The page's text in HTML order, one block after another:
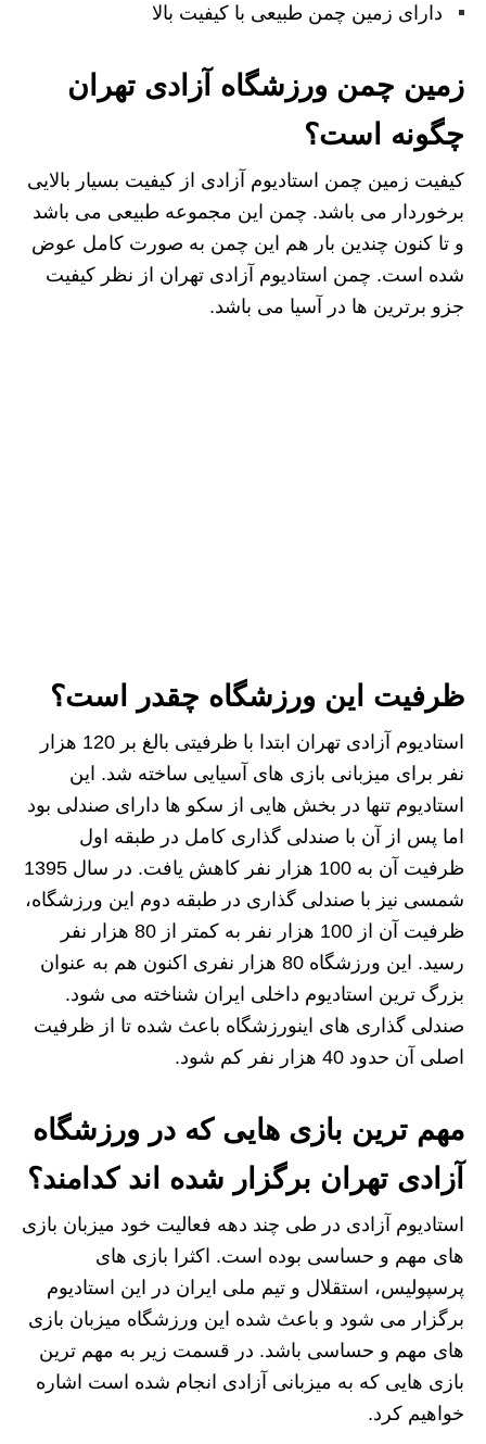
دارای زمین چمن طبیعی با کیفیت بالا
زمین چمن ورزشگاه آزادی تهران
چگونه است؟
کیفیت زمین چمن استادیوم آزادی از کیفیت بسیار بالایی
برخوردار می باشد. چمن این مجموعه طبیعی می باشد
و تا کنون چندین بار هم این چمن به صورت کامل عوض
شده است. چمن استادیوم آزادی تهران از نظر کیفیت
جزو برترین ها در آسیا می باشد.
ظرفیت این ورزشگاه چقدر است؟
استادیوم آزادی تهران ابتدا با ظرفیتی بالغ بر 120 هزار
نفر برای میزبانی بازی های آسیایی ساخته شد. این
استادیوم تنها در بخش هایی از سکو ها دارای صندلی بود
اما پس از آن با صندلی گذاری کامل در طبقه اول
ظرفیت آن به 100 هزار نفر کاهش یافت. در سال 1395
شمسی نیز با صندلی گذاری در طبقه دوم این ورزشگاه،
ظرفیت آن از 100 هزار نفر به کمتر از 80 هزار نفر
رسید. این ورزشگاه 80 هزار نفری اکنون هم به عنوان
بزرگ ترین استادیوم داخلی ایران شناخته می شود.
صندلی گذاری های اینورزشگاه باعث شده تا از ظرفیت
اصلی آن حدود 40 هزار نفر کم شود.
مهم ترین بازی هایی که در ورزشگاه
آزادی تهران برگزار شده اند کدامند؟
استادیوم آزادی در طی چند دهه فعالیت خود میزبان بازی
های مهم و حساسی بوده است. اکثرا بازی های
پرسپولیس، استقلال و تیم ملی ایران در این استادیوم
برگزار می شود و باعث شده این ورزشگاه میزبان بازی
های مهم و حساسی باشد. در قسمت زیر به مهم ترین
بازی هایی که به میزبانی آزادی انجام شده است اشاره
خواهیم کرد.